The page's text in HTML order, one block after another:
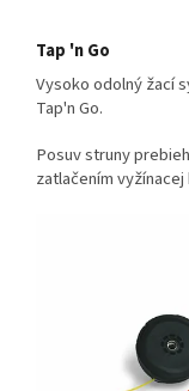
Tap 'n Go
Vysoko odolný žací
Tap'n Go.
Posuv struny
zatlačením vyžínacej